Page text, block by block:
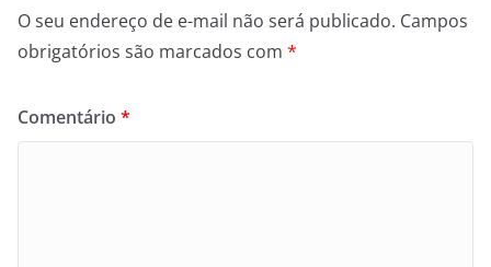
O seu endereço de e-mail não será publicado. Campos
obrigatórios são marcados com *
Comentário *